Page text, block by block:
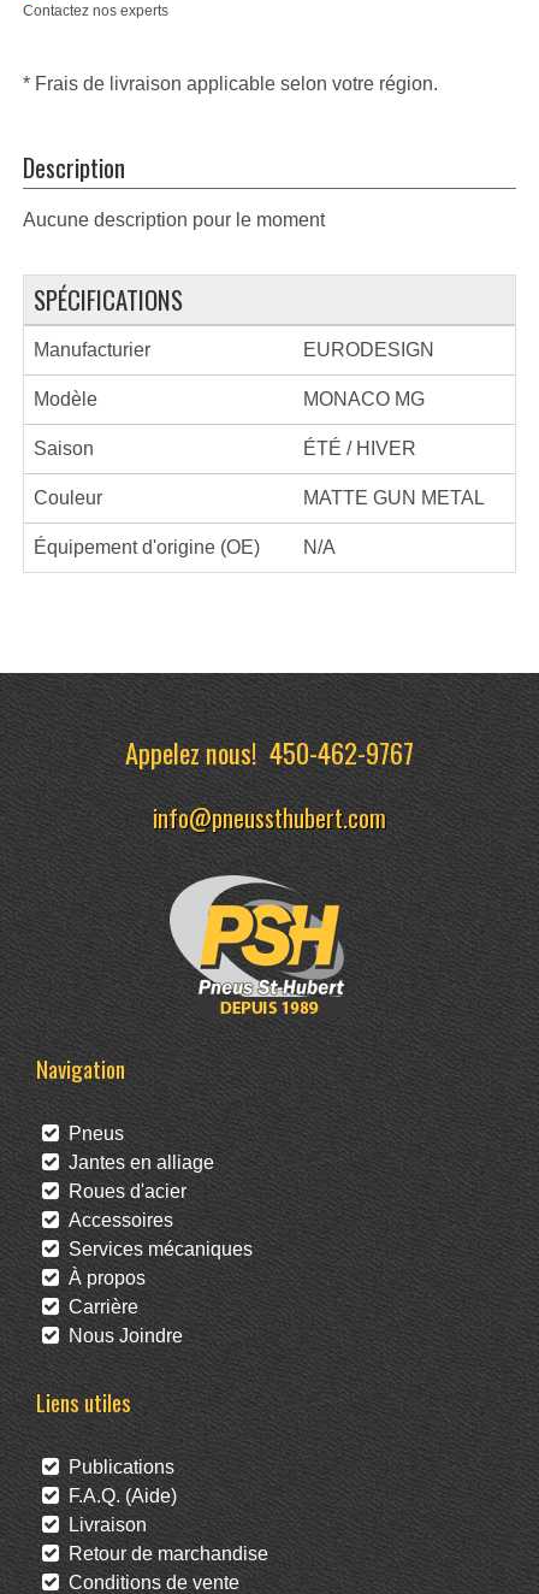
Contactez nos experts
* Frais de livraison applicable selon votre région.
Description
Aucune description pour le moment
SPÉCIFICATIONS
Manufacturier EURODESIGN
Modèle MONACO MG
Saison ÉTÉ / HIVER
Couleur MATTE GUN METAL
Équipement d'origine (OE) N/A
Appelez nous!450-462-9767
info@pneussthubert.com
Navigation
Pneus
Jantes en alliage
Roues d'acier
Accessoires
Services mécaniques
À propos
Carrière
Nous Joindre
Liens utiles
Publications
F.A.Q. (Aide)
Livraison
Retour de marchandise
Conditions de vente